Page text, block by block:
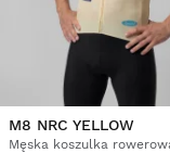
M8 NRC YELLOW